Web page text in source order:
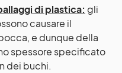
di plastica: gli
causare il
e dunque della
spessore specificato
dei buchi.